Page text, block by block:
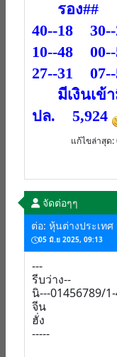
รอง##
40--18
10--48
27--31
มีเงินเข้า
ปล. 5,924
แก้ไขล่าสุด:
จัดต่อๆๆ
ต่อ: หุ้นต่างประเท
05 มิ.ย 2025, 09:13
---
รีบว่าง--
นิ---01456789/
จีน
ฮั่ง
-----